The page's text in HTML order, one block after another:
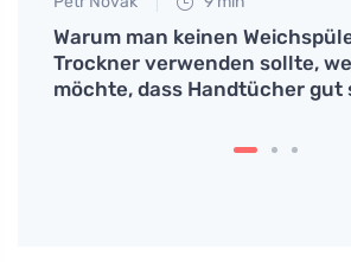
Warum man keinen
Trockner verwenden sollte,
möchte, dass Handtücher gut